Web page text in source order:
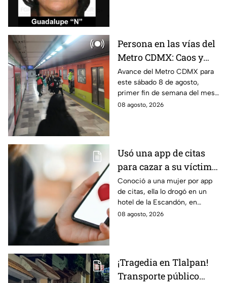
Persona en las vías del
Metro CDMX: Caos y
retrasos de más de 20
minutos en la Línea B
Avance del Metro CDMX para
este sábado 8 de agosto,
primer fin de semana del mes.
Retraso o cierre de estaciones
08 agosto, 2026
Usó una app de citas
para cazar a su víctima:
Así operaba Ivette "N"
antes de huir a Puebla;
ya está detenida
Conoció a una mujer por app
de citas, ella lo drogó en un
hotel de la Escandón, en
CDMX, para robarle el auto y
08 agosto, 2026
¡Tragedia en Tlalpan!
Transporte público